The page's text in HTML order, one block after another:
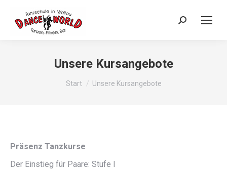
Search:
Unsere Kursangebote
Sie befinden sich hier:
Start Unsere Kursangebote
Präsenz Tanzkurse
Der Einstieg für Paare: Stufe I